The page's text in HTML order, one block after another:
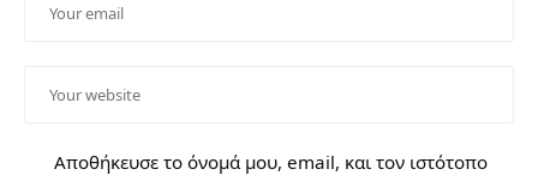
Αποθήκευσε το όνομά μου, email, και τον ιστότοπο